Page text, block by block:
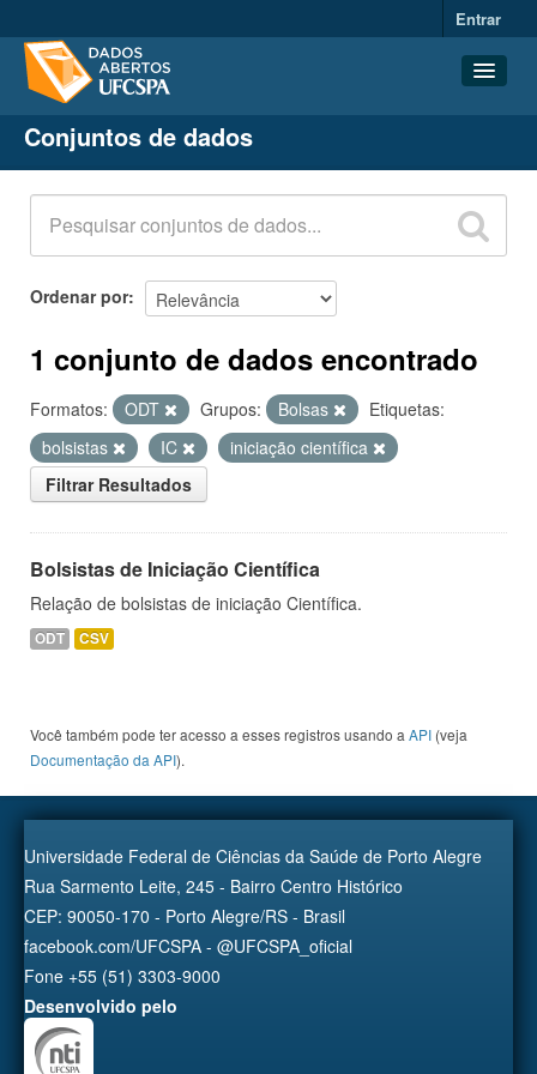
Entrar
Conjuntos de dados
Organizações
Grupos
Sobre
Conjuntos de dados
Ordenar por
1 conjunto de dados encontrado
Formatos: ODT Grupos: Bolsas
Etiquetas:
bolsistas
IC
iniciação científica
Filtrar Resultados
Bolsistas de Iniciação Científica
Relação de bolsistas de iniciação Científica.
ODT CSV
Você também pode ter acesso a esses registros usando a API (veja
Documentação da API).
Universidade Federal de Ciências da Saúde de Porto Alegre
Rua Sarmento Leite, 245 - Bairro Centro Histórico
CEP: 90050-170 - Porto Alegre/RS - Brasil
facebook.com/UFCSPA - @UFCSPA_oficial
Fone +55 (51) 3303-9000
Desenvolvido pelo